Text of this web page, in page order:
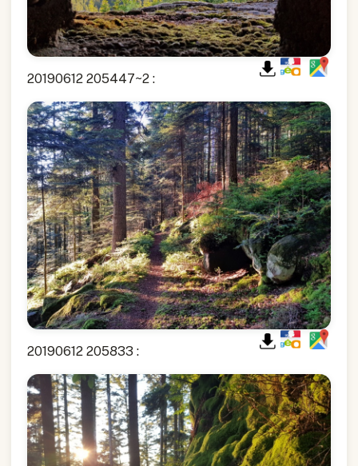
20190612 205447~2 :
20190612 205833 :